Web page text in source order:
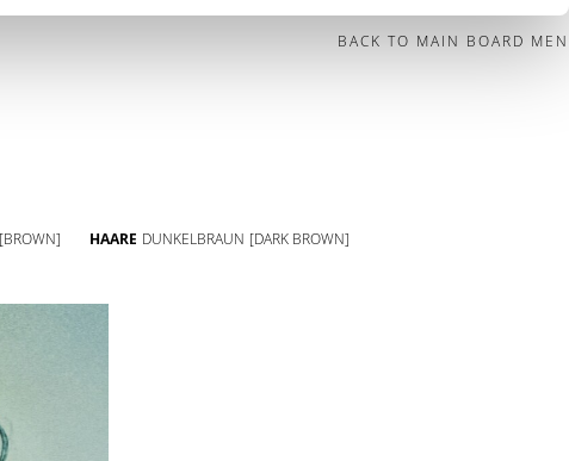
BACK TO MAIN BOARD MEN
[BROWN] HAARE DUNKELBRAUN [DARK BROWN]